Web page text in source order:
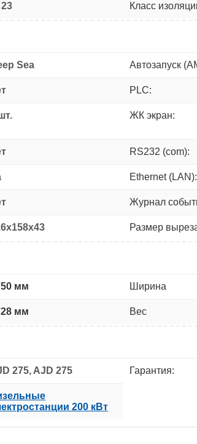
23 Класс
Sea Автозапуск
PLC:
ЖК экран:
RS232 (com):
Ethernet (LAN):
Журнал
Размер
мм Ширина
мм Вес
275, AJD 275 Гарантия:
200 кВт